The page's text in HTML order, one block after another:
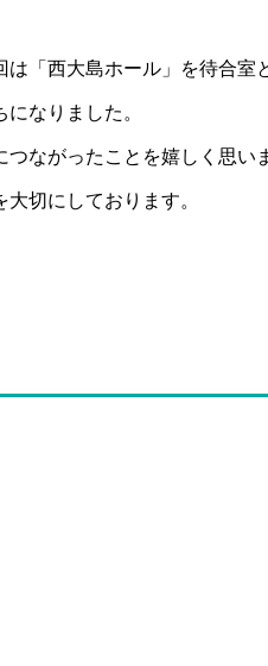
「西大島ホール」を待合室
なりました。
ながったことを嬉しく思い
切にしております。